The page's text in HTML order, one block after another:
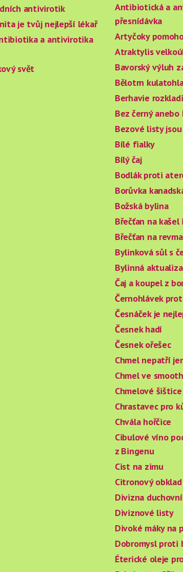
antivirotik
je tvůj nejlepší lékař
a antivirotika
svět
Antibiotická a
přesnídávka
Artyčoky
Atraktylis
Bavorský výluh
Bělotrn
Berhavie
Bez černý anebo
Bezové listy
Bílé fialky
Bílý čaj
Bodlák proti
Borůvka
Božská bylina
Břečťan na
Břečťan na revma
Bylinková sůl s
Bylinná
Čaj a koupel z
Černohlávek
Česnáček je
Česnek hadí
Česnek ořešec
Chmel nepatří
Chmel ve
Chmelové
Chrastavec pro
Chvála hořčice
Cibulové víno
z Bingenu
Cist na zimu
Citronový
Divizna
Diviznové listy
Divoké máky na
Dobromysl proti
Éterické oleje